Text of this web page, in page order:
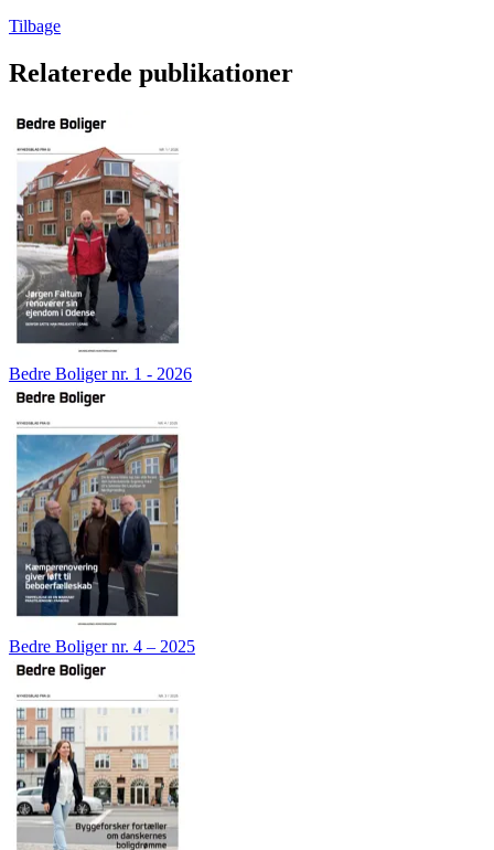
Tilbage
Relaterede publikationer
Bedre Boliger nr. 1 - 2026
Bedre Boliger nr. 4 – 2025